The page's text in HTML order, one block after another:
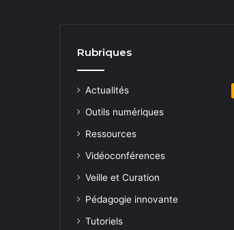
Rubriques
Actualités
Outils numériques
Ressources
Vidéoconférences
Veille et Curation
Pédagogie innovante
Tutoriels